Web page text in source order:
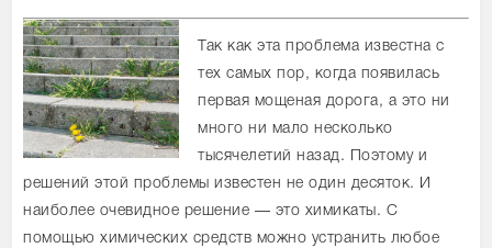
Так как эта проблема известна с
тех самых пор, когда появилась
первая мощеная дорога, а это ни
много ни мало несколько
тысячелетий назад. Поэтому и
решений этой проблемы известен не один десяток. И
наиболее очевидное решение — это химикаты. С
помощью химических средств можно устранить любое